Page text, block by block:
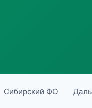
Сибирский ФО